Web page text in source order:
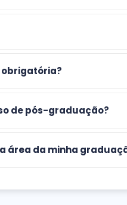
obrigatória?
de pós-graduação?
área da minha